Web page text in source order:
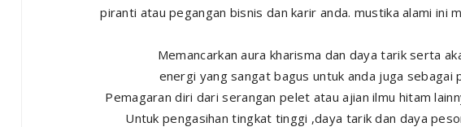
piranti atau pegangan bisnis dan karir anda. mustika alami ini
Memancarkan aura kharisma dan daya tarik serta
energi yang sangat bagus untuk anda juga sebagai
Pemagaran diri dari serangan pelet atau ajian ilmu hitam
Untuk pengasihan tingkat tinggi ,daya tarik dan daya